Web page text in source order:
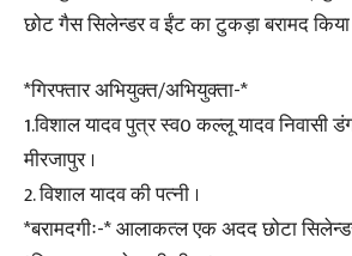
छोट गैस सिलेन्डर व ईंट का टुकड़ा बरामद किया
*गिरफ्तार अभियुक्त/अभियुक्ता-*
1.विशाल यादव पुत्र स्व0 कल्लू यादव निवासी
मीरजापुर ।
2. विशाल यादव की पत्नी ।
*बरामदगीः-* आलाकत्ल एक अदद छोटा